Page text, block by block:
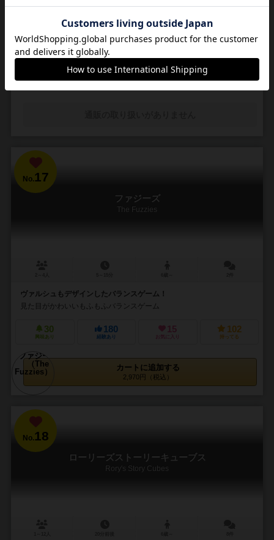
レスをひたすら納め続ける健気な職人たちの12か月
昔々ある所に，それはもう素敵なお姫様がおりました。そのお姫様に
一目ぼれしてしまったジュリアーノ王子。 告白するも無下に断られて
しまいました。しかし諦めきれない王子様。 ...
興味あり
56
経験あり
6
お気に入り 持ってる
No.17
ファジーズ
The Fuzzies
ヴァルシュもデザインしたバランスゲーム！
見た目がかわいいもふもふバランスゲーム
30
興味あり
180
経験あり
15
お気に入り
102
持ってる
カートに追加する
2,970円（税込）
No.18
ローリーズストーリーキューブス
Rory's Story Cubes